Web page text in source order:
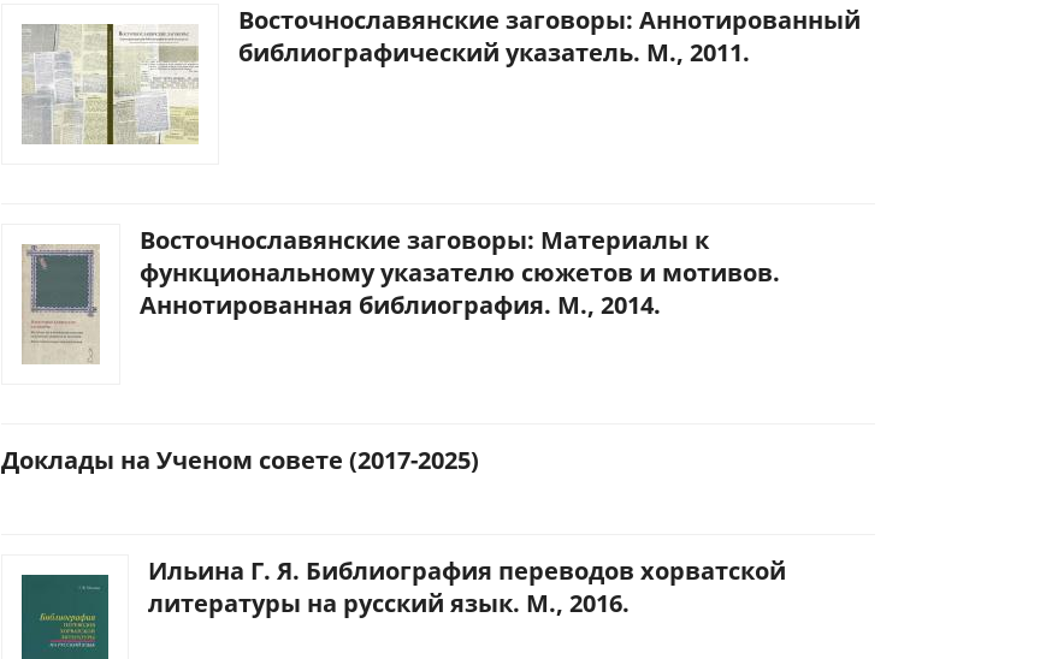
Восточнославянские заговоры: Аннотированный
библиографический указатель. М., 2011.
Восточнославянские заговоры: Материалы к
функциональному указателю сюжетов и мотивов.
Аннотированная библиография. М., 2014.
Доклады на Ученом совете (2017-2025)
Ильина Г. Я. Библиография переводов хорватской
литературы на русский язык. М., 2016.